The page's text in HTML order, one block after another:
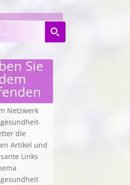
Sie
Netzwerk
die
Artikel und
Links